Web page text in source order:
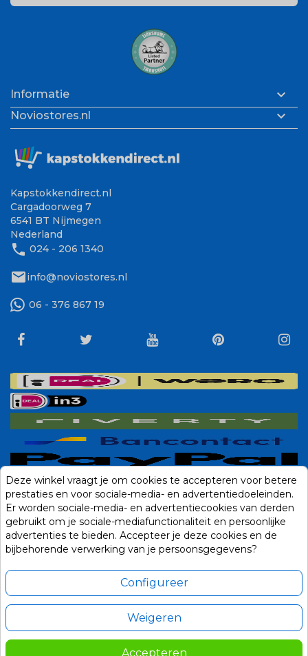
Informatie 
Noviostores.nl 
Kapstokkendirect.nl
Cargadoorweg 7
6541 BT Nijmegen
Nederland
phone 024 - 206 1340
mailinfo@noviostores.nl
06 - 376 867 19
Deze winkel vraagt je om cookies te accepteren voor betere
prestaties en voor sociale-media- en advertentiedoeleinden.
Er worden sociale-media- en advertentiecookies van derden
gebruikt om je sociale-mediafunctionaliteit en persoonlijke
advertenties te bieden. Accepteer je deze cookies en de
bijbehorende verwerking van je persoonsgegevens?
Configureer
Weigeren
Accepteren